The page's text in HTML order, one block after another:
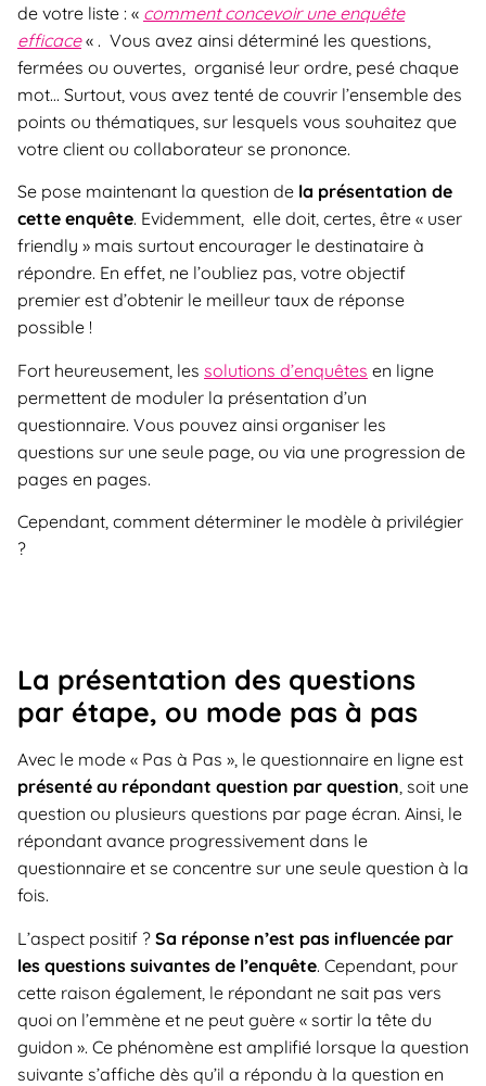
de votre liste : « comment concevoir une enquête
efficace« . Vous avez ainsi déterminé les questions,
fermées ou ouvertes, organisé leur ordre, pesé chaque
mot… Surtout, vous avez tenté de couvrir l’ensemble des
points ou thématiques, sur lesquels vous souhaitez que
votre client ou collaborateur se prononce.
Se pose maintenant la question de la présentation de
cette enquête. Evidemment, elle doit, certes, être « user
friendly » mais surtout encourager le destinataire à
répondre. En effet, ne l’oubliez pas, votre objectif
premier est d’obtenir le meilleur taux de réponse
possible !
Fort heureusement, les solutions d’enquêtes en ligne
permettent de moduler la présentation d’un
questionnaire. Vous pouvez ainsi organiser les
questions sur une seule page, ou via une progression de
pages en pages.
Cependant, comment déterminer le modèle à privilégier
?
La présentation des questions
par étape, ou mode pas à pas
Avec le mode « Pas à Pas », le questionnaire en ligne est
présenté au répondant question par question, soit une
question ou plusieurs questions par page écran. Ainsi, le
répondant avance progressivement dans le
questionnaire et se concentre sur une seule question à la
fois.
L’aspect positif ? Sa réponse n’est pas influencée par
les questions suivantes de l’enquête. Cependant, pour
cette raison également, le répondant ne sait pas vers
quoi on l’emmène et ne peut guère « sortir la tête du
guidon ». Ce phénomène est amplifié lorsque la question
suivante s’affiche dès qu’il a répondu à la question en